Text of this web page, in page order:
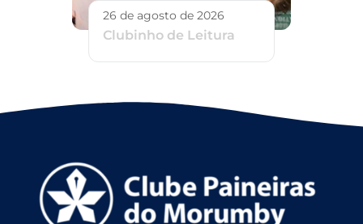
26 de agosto de 2026
Clubinho de Leitura